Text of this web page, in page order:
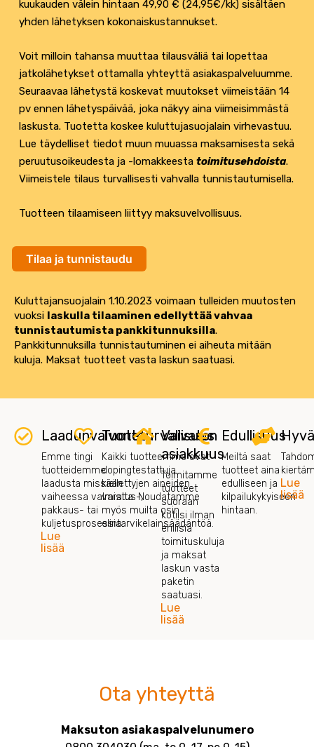
kuukauden välein hintaan 49,90 € (24,95€/kk) sisältäen
yhden lähetyksen kokonaiskustannukset.
Voit milloin tahansa muuttaa tilausväliä tai lopettaa
jatkolähetykset ottamalla yhteyttä asiakaspalveluumme.
Seuraavaa lähetystä koskevat muutokset viimeistään 14
pv ennen lähetyspäivää, joka näkyy aina viimeisimmästä
laskusta. Tuotetta koskee kuluttujasuojalain virhevastuu.
Lue täydelliset tiedot muun muuassa maksamisesta sekä
peruutusoikeudesta ja -lomakkeesta toimitusehdoista.
Viimeistele tilaus turvallisesti vahvalla tunnistautumisella.
Tuotteen tilaamiseen liittyy maksuvelvollisuus.
Tilaa ja tunnistaudu
Kuluttajansuojalain 1.10.2023 voimaan tulleiden muutosten
vuoksi laskulla tilaaminen edellyttää vahvaa
tunnistautumista pankkitunnuksilla.
Pankkitunnuksilla tunnistautuminen ei aiheuta mitään
kuluja. Maksat tuotteet vasta laskun saatuasi.
Laadunvalvonta
Emme tingi
tuotteidemme
laadusta missään
vaiheessa valmistus-,
pakkaus- tai
kuljetusprosessia.
Lue
lisää
Tuoteturvallisuus
Kaikki tuotteemme ovat
dopingtestattuja
kiellettyjen aineiden
varalta. Noudatamme
myös muilta osin
elintarvikelainsäädäntöä.
Vaivaton
asiakkuus
Toimitamme
tuotteet
suoraan
kotiisi ilman
erillisiä
toimituskuluja
ja maksat
laskun vasta
paketin
saatuasi.
Lue
lisää
Edullisuus
Meiltä saat
tuotteet aina
edulliseen ja
kilpailukykyiseen
hintaan.
Lue
lisää
Ota yhteyttä
Maksuton asiakaspalvelunumero